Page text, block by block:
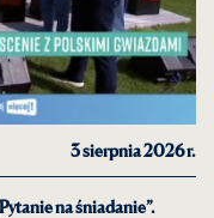
3 sierpnia 2026 r.
na śniadanie”.